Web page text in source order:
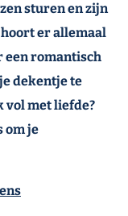
sturen en zijn
er allemaal
een romantisch
dekentje te
vol met liefde?
om je